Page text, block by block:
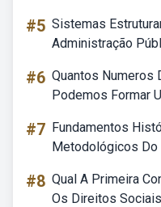
#5 Sistemas
Administração
#6 Quantos Numeros
Podemos Formar
#7 Fundamentos
Metodológicos Do
#8 Qual A Primeira
Os Direitos Sociais